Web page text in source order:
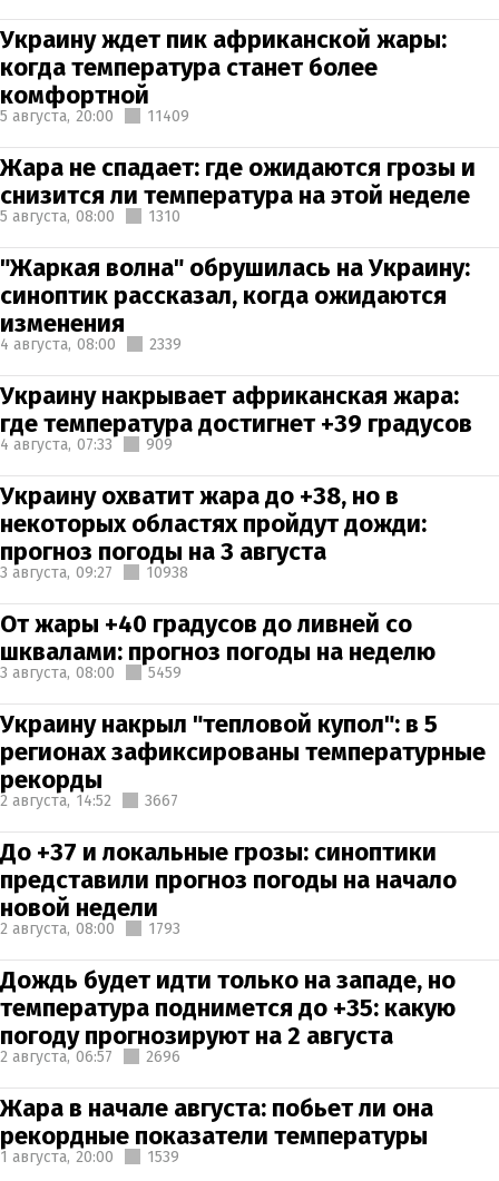
Украину ждет пик африканской жары:
когда температура станет более
комфортной
5 августа, 20:00 11409
Жара не спадает: где ожидаются грозы и
снизится ли температура на этой неделе
5 августа, 08:00 1310
"Жаркая волна" обрушилась на Украину:
синоптик рассказал, когда ожидаются
изменения
4 августа, 08:00 2339
Украину накрывает африканская жара:
где температура достигнет +39 градусов
4 августа, 07:33 909
Украину охватит жара до +38, но в
некоторых областях пройдут дожди:
прогноз погоды на 3 августа
3 августа, 09:27 10938
От жары +40 градусов до ливней со
шквалами: прогноз погоды на неделю
3 августа, 08:00 5459
Украину накрыл "тепловой купол": в 5
регионах зафиксированы температурные
рекорды
2 августа, 14:52 3667
До +37 и локальные грозы: синоптики
представили прогноз погоды на начало
новой недели
2 августа, 08:00 1793
Дождь будет идти только на западе, но
температура поднимется до +35: какую
погоду прогнозируют на 2 августа
2 августа, 06:57 2696
Жара в начале августа: побьет ли она
рекордные показатели температуры
1 августа, 20:00 1539